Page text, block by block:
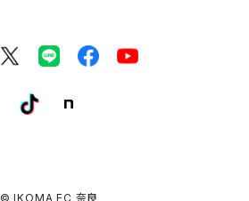
© IKOMA FC 奈良